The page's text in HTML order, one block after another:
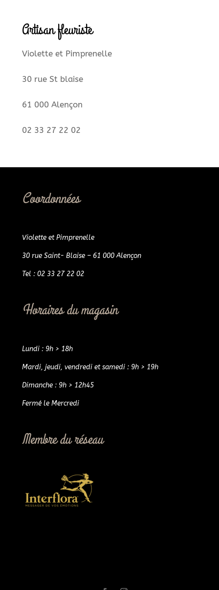
Artisan fleuriste
Violette et Pimprenelle
30 rue St blaise
61 000 Alençon
02 33 27 22 02
Coordonnées
Violette et Pimprenelle
30 rue Saint- Blaise – 61 000 Alençon
Tel : 02 33 27 22 02
Horaires du magasin
Lundi : 9h > 18h
Mardi, jeudi, vendredi et samedi : 9h > 19h
Dimanche : 9h > 12h45
Fermé le Mercredi
Membre du réseau